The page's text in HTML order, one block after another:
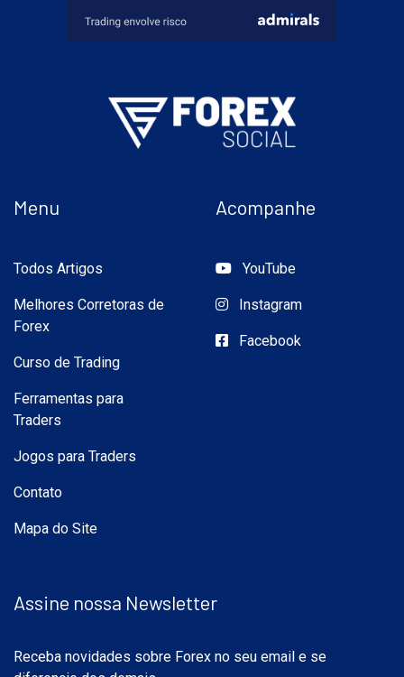
Menu
Todos Artigos
Melhores Corretoras de
Forex
Curso de Trading
Ferramentas para
Traders
Jogos para Traders
Contato
Mapa do Site
Acompanhe
YouTube
Instagram
Facebook
Assine nossa Newsletter
Receba novidades sobre Forex no seu email e se